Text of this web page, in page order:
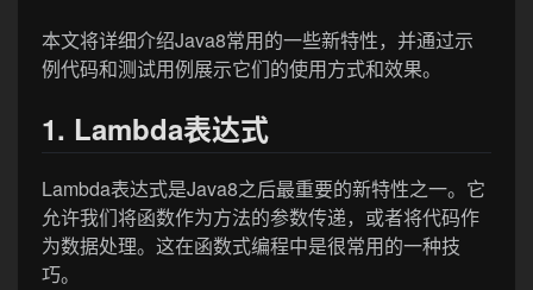
本文将详细介绍Java8常用的一些新特性，并通过示
例代码和测试用例展示它们的使用方式和效果。
1. Lambda表达式
Lambda表达式是Java8之后最重要的新特性之一。它
允许我们将函数作为方法的参数传递，或者将代码作
为数据处理。这在函数式编程中是很常用的一种技
巧。